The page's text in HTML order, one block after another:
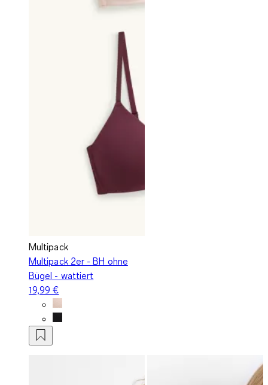
Multipack
Multipack 2er - BH ohne
Bügel - wattiert
19,99 €